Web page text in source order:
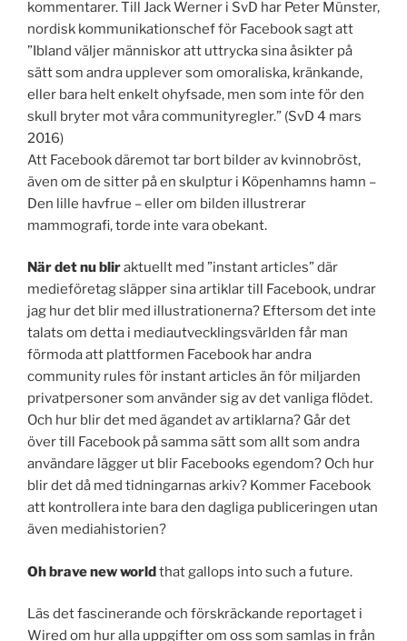
kommentarer. Till Jack Werner i SvD har Peter Münster,
nordisk kommunikationschef för Facebook sagt att
”Ibland väljer människor att uttrycka sina åsikter på
sätt som andra upplever som omoraliska, kränkande,
eller bara helt enkelt ohyfsade, men som inte för den
skull bryter mot våra communityregler.” (SvD 4 mars
2016)
Att Facebook däremot tar bort bilder av kvinnobröst,
även om de sitter på en skulptur i Köpenhamns hamn –
Den lille havfrue – eller om bilden illustrerar
mammografi, torde inte vara obekant.
När det nu bliraktuellt med ”instant articles” där
medieföretag släpper sina artiklar till Facebook, undrar
jag hur det blir med illustrationerna? Eftersom det inte
talats om detta i mediautvecklingsvärlden får man
förmoda att plattformen Facebook har andra
community rules för instant articles än för miljarden
privatpersoner som använder sig av det vanliga flödet.
Och hur blir det med ägandet av artiklarna? Går det
över till Facebook på samma sätt som allt som andra
användare lägger ut blir Facebooks egendom? Och hur
blir det då med tidningarnas arkiv? Kommer Facebook
att kontrollera inte bara den dagliga publiceringen utan
även mediahistorien?
Oh brave new worldthat gallops into such a future.
Läs det fascinerande och förskräckande reportaget i
Wired om hur alla uppgifter om oss som samlas in från